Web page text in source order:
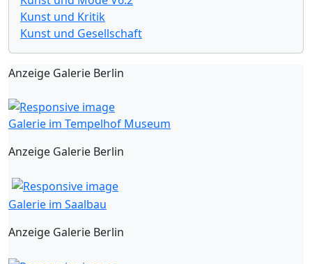
Kunst und Kritik
Kunst und Gesellschaft
Anzeige Galerie Berlin
Galerie im Tempelhof Museum
Anzeige Galerie Berlin
Galerie im Saalbau
Anzeige Galerie Berlin